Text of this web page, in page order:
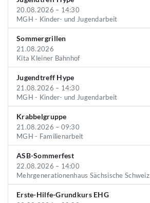
20.08.2026 – 14:30
MGH - Kinder- und Jugendarbeit
Sommergrillen
21.08.2026
Kita Kleiner Bahnhof
Jugendtreff Hype
21.08.2026 – 14:30
MGH - Kinder- und Jugendarbeit
Krabbelgruppe
21.08.2026 – 09:30
MGH - Familienarbeit
ASB-Sommerfest
22.08.2026 – 14:00
Mehrgenerationenhaus Sächsische Schweiz
Erste-Hilfe-Grundkurs EHG